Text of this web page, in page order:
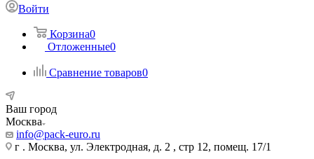
Войти
Корзина0
Отложенные0
Сравнение товаров0
Ваш город
Москва
info@pack-euro.ru
г . Москва, ул. Электродная, д. 2 , стр 12, помещ. 17/1